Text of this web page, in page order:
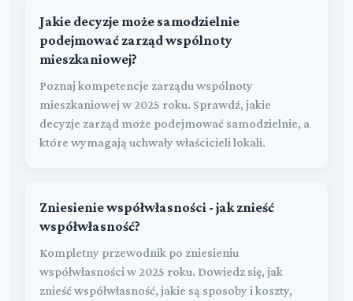
Jakie decyzje może samodzielnie
podejmować zarząd wspólnoty
mieszkaniowej?
Poznaj kompetencje zarządu wspólnoty
mieszkaniowej w 2025 roku. Sprawdź, jakie
decyzje zarząd może podejmować samodzielnie, a
które wymagają uchwały właścicieli lokali.
Zniesienie współwłasności - jak znieść
współwłasność?
Kompletny przewodnik po zniesieniu
współwłasności w 2025 roku. Dowiedz się, jak
znieść współwłasność, jakie są sposoby i koszty,